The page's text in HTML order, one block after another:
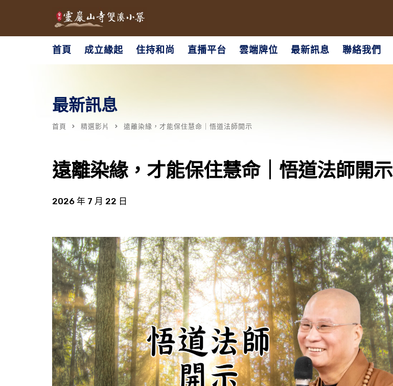
首頁 成立緣起 住持和尚 直播平台 雲端牌位 最新訊息 聯絡我們
最新訊息
首頁 精選影片 遠離染緣，才能保住慧命｜悟道法師開示
遠離染緣，才能保住慧命｜悟道法師開示
2026 年 7 月 22 日